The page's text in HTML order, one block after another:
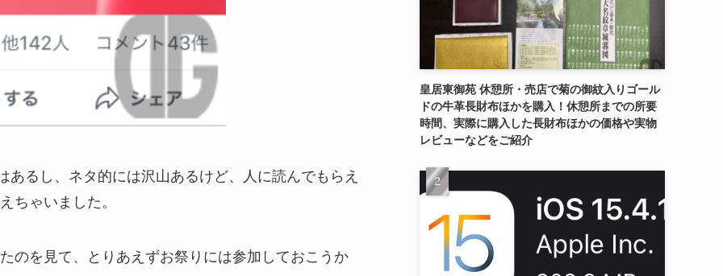
るし、ネタ的には沢山あるけど、人に読んでもらえ
ちゃいました。
のを見て、とりあえずお祭りには参加しておこうか
皇居東御苑 休憩所・売店で菊の御紋入りゴール
ドの牛革長財布ほかを購入！休憩所までの所要
時間、実際に購入した長財布ほかの価格や実物
レビューなどをご紹介